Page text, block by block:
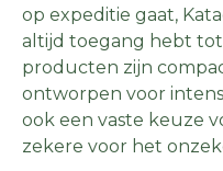
op expeditie gaat,
altijd toegang hebt tot
producten zijn
ontworpen voor
ook een vaste keuze
zekere voor het